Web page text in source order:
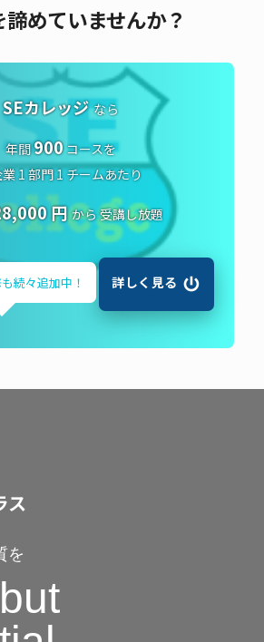
めていませんか？
SEカレッジ なら
年間900コースを
業 1 部門 1 チームあたり
円 から受講し放題
続々追加中！ 詳しく見る
ス
を